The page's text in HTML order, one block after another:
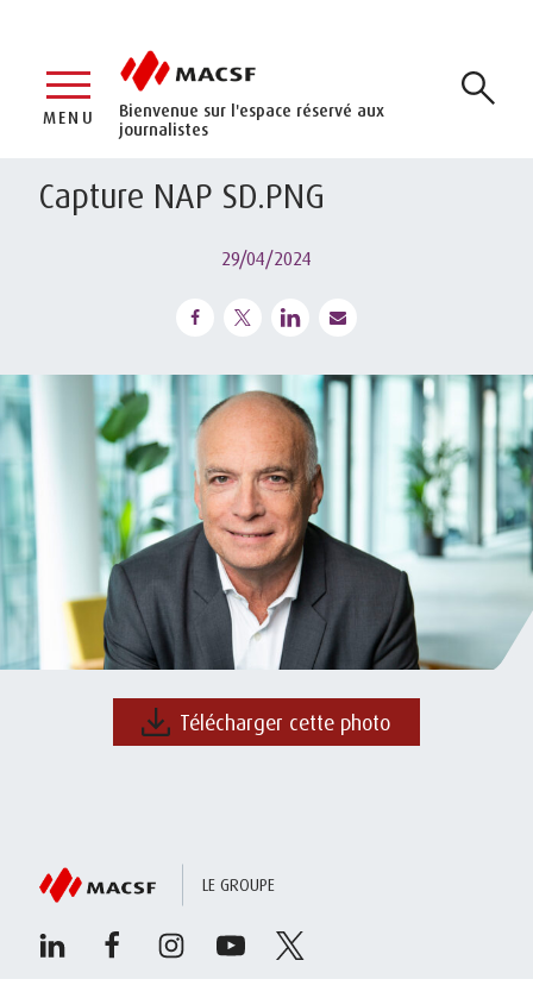
Bienvenue sur l'espace réservé aux
journalistes
MENU
Capture NAP SD.PNG
29/04/2024
Télécharger cette photo
LE GROUPE